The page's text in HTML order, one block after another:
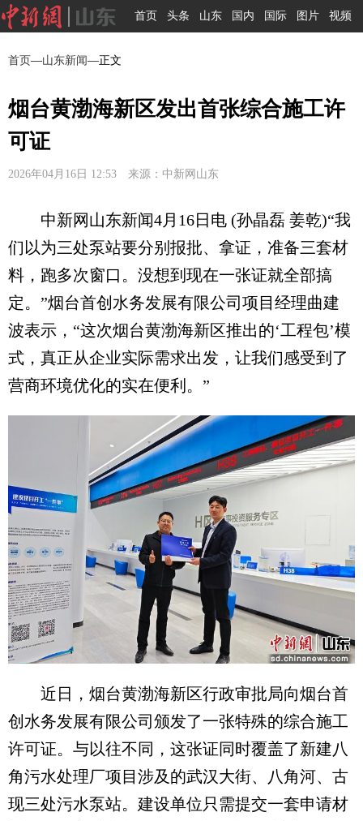
首页 头条 山东 国内 国际 图片 视频
首页—山东新闻—正文
烟台黄渤海新区发出首张综合施工许
可证
2026年04月16日 12:53 来源：中新网山东
中新网山东新闻4月16日电 (孙晶磊 姜乾)“我
们以为三处泵站要分别报批、拿证，准备三套材
料，跑多次窗口。没想到现在一张证就全部搞
定。”烟台首创水务发展有限公司项目经理曲建
波表示，“这次烟台黄渤海新区推出的‘工程包’模
式，真正从企业实际需求出发，让我们感受到了
营商环境优化的实在便利。”
近日，烟台黄渤海新区行政审批局向烟台首
创水务发展有限公司颁发了一张特殊的综合施工
许可证。与以往不同，这张证同时覆盖了新建八
角污水处理厂项目涉及的武汉大街、八角河、古
现三处污水泵站。建设单位只需提交一套申请材